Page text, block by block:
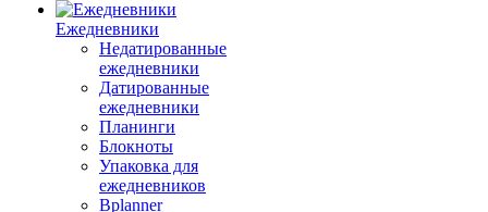
Ежедневники
Недатированные
ежедневники
Датированные
ежедневники
Планинги
Блокноты
Упаковка для
ежедневников
Bplanner